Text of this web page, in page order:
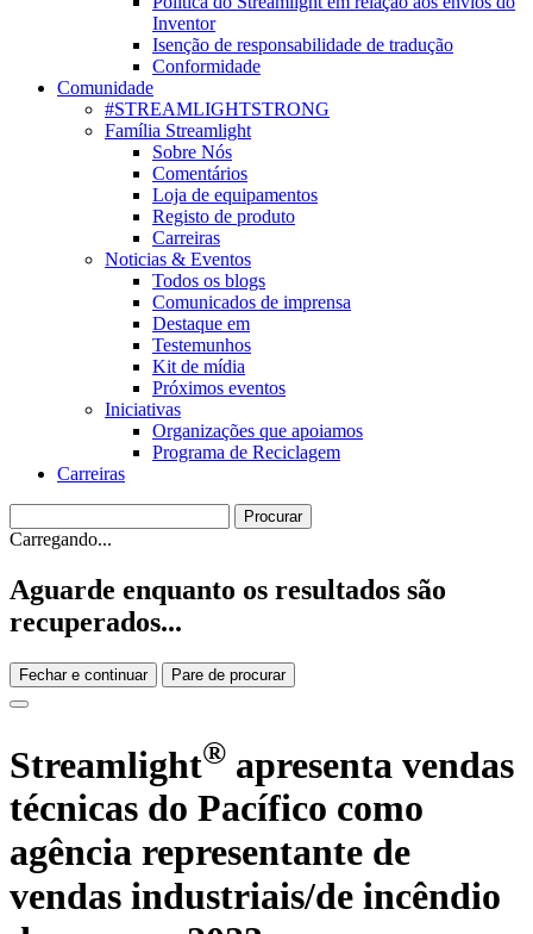
Inventor
Isenção de responsabilidade de tradução
Conformidade
Comunidade
#STREAMLIGHTSTRONG
Família Streamlight
Sobre Nós
Comentários
Loja de equipamentos
Registo de produto
Carreiras
Noticias & Eventos
Todos os blogs
Comunicados de imprensa
Destaque em
Testemunhos
Kit de mídia
Próximos eventos
Iniciativas
Organizações que apoiamos
Programa de Reciclagem
Carreiras
Carregando...
Aguarde enquanto os resultados são
recuperados...
Fechar e continuar Pare de procurar
Streamlight® apresenta vendas
técnicas do Pacífico como
agência representante de
vendas industriais/de incêndio